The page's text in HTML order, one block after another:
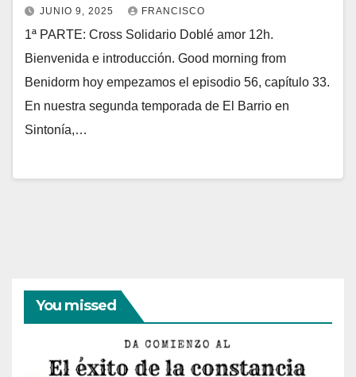
JUNIO 9, 2025 FRANCISCO
1ª PARTE: Cross Solidario Doblé amor 12h.
Bienvenida e introducción. Good morning from
Benidorm hoy empezamos el episodio 56, capítulo 33.
En nuestra segunda temporada de El Barrio en
Sintonía,…
You missed